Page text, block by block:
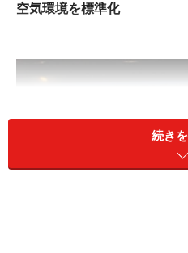
空気環境を標準化
続き